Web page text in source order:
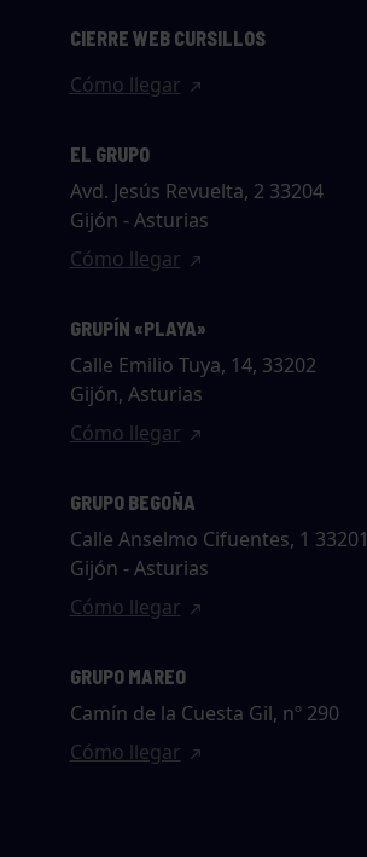
CIERRE WEB CURSILLOS
Cómo llegar
EL GRUPO
Avd. Jesús Revuelta, 2 33204
Gijón - Asturias
Cómo llegar
GRUPÍN «PLAYA»
Calle Emilio Tuya, 14, 33202
Gijón, Asturias
Cómo llegar
GRUPO BEGOÑA
Calle Anselmo Cifuentes, 1 33201
Gijón - Asturias
Cómo llegar
GRUPO MAREO
Camín de la Cuesta Gil, nº 290
Cómo llegar